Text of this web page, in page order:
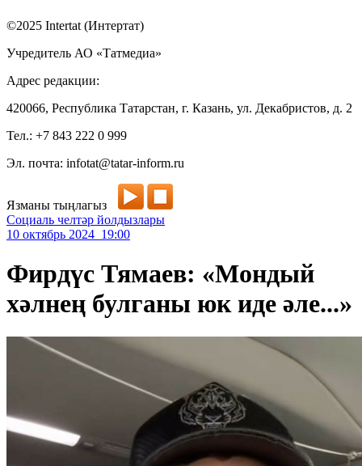
©2025 Intertat (Интертат)
Учредитель АО «Татмедиа»
Адрес редакции:
420066, Республика Татарстан, г. Казань, ул. Декабристов, д. 2
Тел.: +7 843 222 0 999
Эл. почта: infotat@tatar-inform.ru
Язманы тыңлагыз
Социаль челтәр йолдызлары
10 октябрь 2024 19:00
Фирдүс Тямаев: «Мондый
хәлнең булганы юк иде әле...»